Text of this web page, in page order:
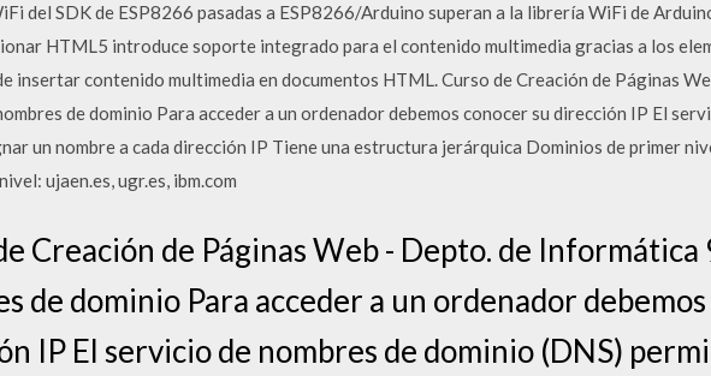
del SDK de ESP8266 pasadas a ESP8266/Arduino superan a la librería WiFi de
HTML5 introduce soporte integrado para el contenido multimedia gracias a los
insertar contenido multimedia en documentos HTML. Curso de Creación de Páginas
de dominio Para acceder a un ordenador debemos conocer su dirección IP El
un nombre a cada dirección IP Tiene una estructura jerárquica Dominios de primer
ujaen.es, ugr.es, ibm.com
Creación de Páginas Web - Depto. de Informática
de dominio Para acceder a un ordenador
IP El servicio de nombres de dominio (DNS)